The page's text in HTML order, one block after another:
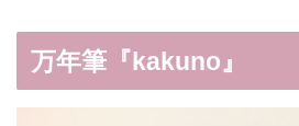
万年筆『kakuno』